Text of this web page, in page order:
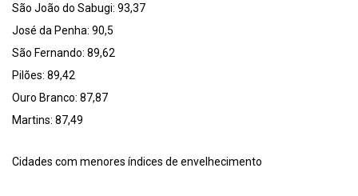
São João do Sabugi: 93,37
José da Penha: 90,5
São Fernando: 89,62
Pilões: 89,42
Ouro Branco: 87,87
Martins: 87,49
Cidades com menores índices de envelhecimento